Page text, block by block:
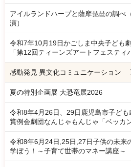
アイルランドハープと薩摩琵琶の調べ
演）
令和7年10月19日かごしま中央子ども
「第12回ティーンズアートフェスティ
感動発見 異文化コミュニケーション
夏の特別企画展 大恐竜展2026
令和8年4月26日、29日鹿児島市子ど
賞例会劇団なんじゃもんじゃ「ベッカ
令和8年6月24日,25日,27日子供の未来
学ぼう！～子育て世帯のマネー講座～